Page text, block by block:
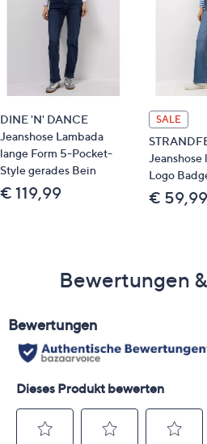
DINE 'N' DANCE
Jeanshose Lambada
lange Form 5-Pocket-
Style gerades Bein
€ 119,99
SALE
Jeanshose
Logo
€ 59,99
Bewertungen